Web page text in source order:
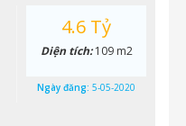
4.6 Tỷ
Diện tích:109 m2
Ngày đăng: 5-05-2020